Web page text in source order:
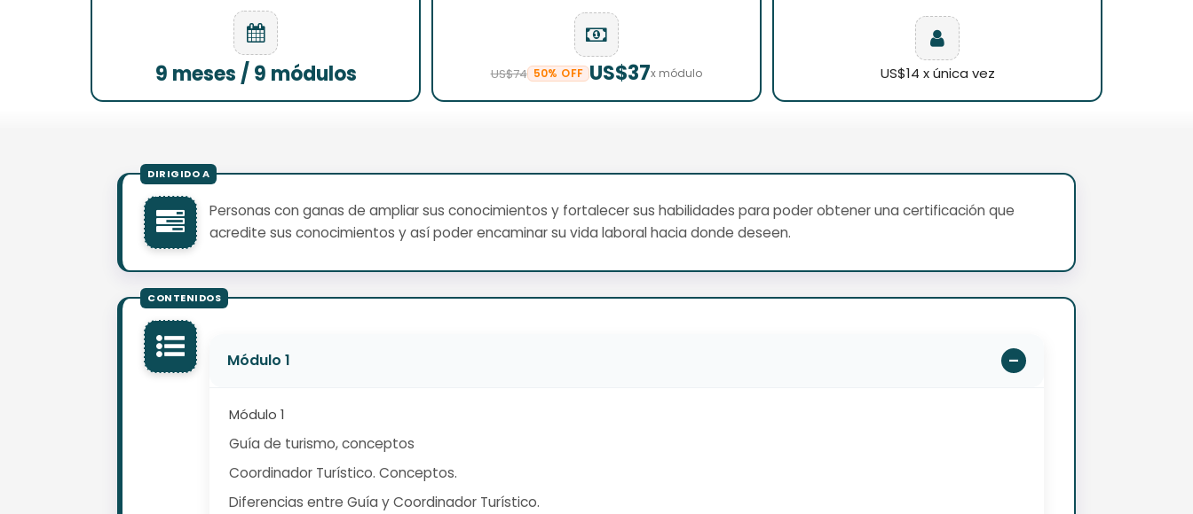
9 meses / 9 módulos US$74 50% OFF US$37x módulo US$14 x única vez
Personas con ganas de ampliar sus conocimientos y fortalecer sus habilidades para poder obtener una certificación que
acredite sus conocimientos y así poder encaminar su vida laboral hacia donde deseen.
Módulo 1
Módulo 1
Guía de turismo, conceptos
Coordinador Turístico. Conceptos.
Diferencias entre Guía y Coordinador Turístico.